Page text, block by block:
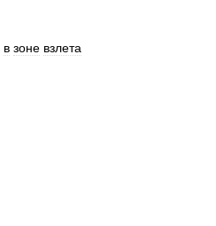
в зоне взлета